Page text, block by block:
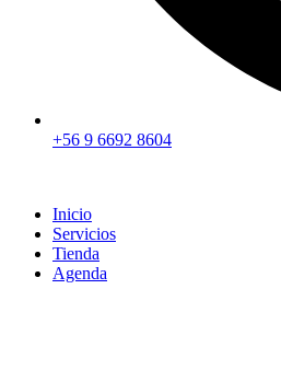
+56 9 6692 8604
Inicio
Servicios
Tienda
Agenda